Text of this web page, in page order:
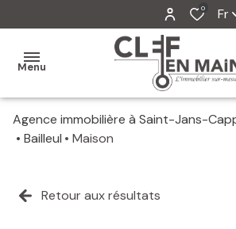
0 Fr
Menu
MON
MES
Agence immobilière à Saint-Jans-
Bailleul
Maison
Retour aux résultats